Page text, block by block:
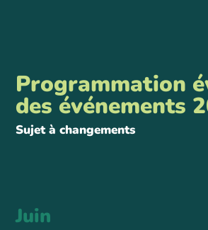
Programmation
des événements
Sujet à changements
Juin